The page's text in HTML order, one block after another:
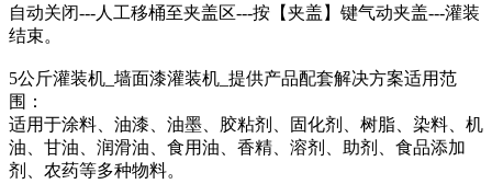
自动关闭---人工移桶至夹盖区---按【夹盖】键气动夹盖---灌装
结束。
5公斤灌装机_墙面漆灌装机_提供产品配套解决方案适用范
围：
适用于涂料、油漆、油墨、胶粘剂、固化剂、树脂、染料、机
油、甘油、润滑油、食用油、香精、溶剂、助剂、食品添加
剂、农药等多种物料。